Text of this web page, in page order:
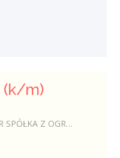
(k/m)
ODPOWIEDZIALNOŚCIĄ